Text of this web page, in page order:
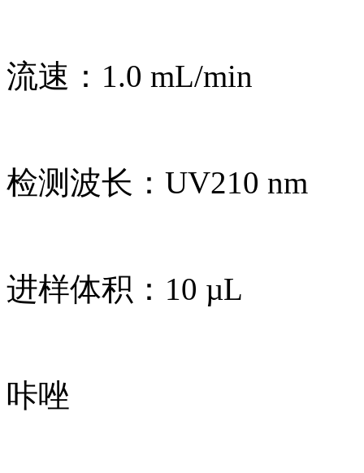
流速：1.0 mL/min
检测波长：UV210 nm
进样体积：10 µL
咔唑